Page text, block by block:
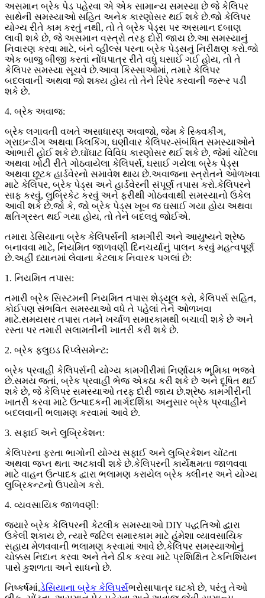
અસમાન બ્રેક પેડ પહેરવા એ એક સામાન્ય સમસ્યા છે જે કેલિપર
સાથેની સમસ્યાઓ સહિત અનેક કારણોસર થઈ શકે છે.જો કેલિપર
યોગ્ય રીતે કામ કરતું નથી, તો તે બ્રેક પેડ્સ પર અસમાન દબાણ
લાવી શકે છે, જે અસમાન વસ્ત્રો તરફ દોરી જાય છે.આ સમસ્યાનું
નિવારણ કરવા માટે, બંને વ્હીલ્સ પરના બ્રેક પેડ્સનું નિરીક્ષણ કરો.જો
એક બાજુ બીજી કરતાં નોંધપાત્ર રીતે વધુ ઘસાઈ ગઈ હોય, તો તે
કેલિપર સમસ્યા સૂચવે છે.આવા કિસ્સાઓમાં, તમારે કેલિપર
બદલવાની અથવા જો શક્ય હોય તો તેને રિપેર કરવાની જરૂર પડી
શકે છે.
4. બ્રેક અવાજ:
બ્રેક લગાવતી વખતે અસાધારણ અવાજો, જેમ કે સ્ક્વિકીંગ,
ગ્રાઇન્ડીંગ અથવા ક્લિકિંગ, ઘણીવાર કેલિપર-સંબંધિત સમસ્યાઓને
આભારી હોઈ શકે છે.ઘોંઘાટ વિવિધ કારણોસર થઈ શકે છે, જેમાં ચોંટેલા
અથવા ખોટી રીતે ગોઠવાયેલા કેલિપર્સ, ઘસાઈ ગયેલા બ્રેક પેડ્સ
અથવા છૂટક હાર્ડવેરનો સમાવેશ થાય છે.અવાજના સ્ત્રોતને ઓળખવા
માટે કેલિપર, બ્રેક પેડ્સ અને હાર્ડવેરની સંપૂર્ણ તપાસ કરો.કેલિપરને
સાફ કરવું, લુબ્રિકેટ કરવું અને ફરીથી ગોઠવવાથી સમસ્યાનો ઉકેલ
આવી શકે છે.જો કે, જો બ્રેક પેડ્સ ખૂબ જ ઘસાઈ ગયા હોય અથવા
ક્ષતિગ્રસ્ત થઈ ગયા હોય, તો તેને બદલવું જોઈએ.
તમારા ડેસિયાના બ્રેક કેલિપર્સની કામગીરી અને આયુષ્યને શ્રેષ્ઠ
બનાવવા માટે, નિયમિત જાળવણી દિનચર્યાનું પાલન કરવું મહત્વપૂર્ણ
છે.અહીં ધ્યાનમાં લેવાના કેટલાક નિવારક પગલાં છે:
1. નિયમિત તપાસ:
તમારી બ્રેક સિસ્ટમની નિયમિત તપાસ શેડ્યૂલ કરો, કેલિપર્સ સહિત,
કોઈપણ સંભવિત સમસ્યાઓ વધે તે પહેલાં તેને ઓળખવા
માટે.સમયસર તપાસ તમને ખર્ચાળ સમારકામથી બચાવી શકે છે અને
રસ્તા પર તમારી સલામતીની ખાતરી કરી શકે છે.
2. બ્રેક ફ્લુઇડ રિપ્લેસમેન્ટ:
બ્રેક પ્રવાહી કેલિપર્સની યોગ્ય કામગીરીમાં નિર્ણાયક ભૂમિકા ભજવે
છે.સમય જતાં, બ્રેક પ્રવાહી ભેજ એકઠા કરી શકે છે અને દૂષિત થઈ
શકે છે, જે કેલિપર સમસ્યાઓ તરફ દોરી જાય છે.શ્રેષ્ઠ કામગીરીની
ખાતરી કરવા માટે ઉત્પાદકની માર્ગદર્શિકા અનુસાર બ્રેક પ્રવાહીને
બદલવાની ભલામણ કરવામાં આવે છે.
3. સફાઈ અને લુબ્રિકેશન:
કેલિપરના ફરતા ભાગોની યોગ્ય સફાઈ અને લુબ્રિકેશન ચોંટતા
અથવા જપ્ત થતા અટકાવી શકે છે.કેલિપરની કાર્યક્ષમતા જાળવવા
માટે વાહન ઉત્પાદક દ્વારા ભલામણ કરાયેલ બ્રેક ક્લીનર અને યોગ્ય
લુબ્રિકન્ટનો ઉપયોગ કરો.
4. વ્યવસાયિક જાળવણી:
જ્યારે બ્રેક કેલિપરની કેટલીક સમસ્યાઓ DIY પદ્ધતિઓ દ્વારા
ઉકેલી શકાય છે, ત્યારે જટિલ સમારકામ માટે હંમેશા વ્યાવસાયિક
સહાય મેળવવાની ભલામણ કરવામાં આવે છે.કેલિપર સમસ્યાઓનું
ચોક્કસ નિદાન કરવા અને તેને ઠીક કરવા માટે પ્રશિક્ષિત ટેકનિશિયન
પાસે કુશળતા અને સાધનો છે.
નિષ્કર્ષમાં,ડેસિયાના બ્રેક કેલિપર્સભરોસાપાત્ર ઘટકો છે, પરંતુ તેઓ